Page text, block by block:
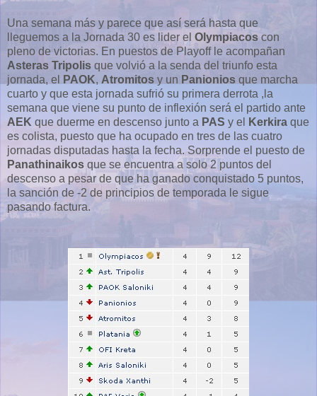
Una semana más y parece que así será hasta que
lleguemos a la Jornada 30 es lider el Olympiacoscon
pleno de victorias. En puestos de Playoff le acompañan
Asteras Tripolis que volvió a la senda del triunfo esta
jornada, el
PAOK, Atromitos y un Panionios que marcha
cuarto y que esta jornada sufrió su primera derrota ,la
semana que viene su punto de inflexión será el partido ante
AEK que duerme en descenso junto a PAS y el Kerkira que
es colista, puesto que ha ocupado en tres de las cuatro
jornadas disputadas hasta la fecha. Sorprende el puesto de
Panathinaikos que se encuentra a solo 2 puntos del
descenso a pesar de que ha ganado conquistado 5 puntos,
la sanción de -2 de principios de temporada le sigue
pasando factura.